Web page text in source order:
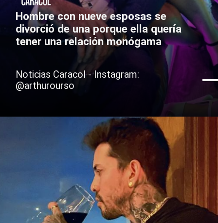
Hombre con nueve esposas se
divorció de una porque ella quería
tener una relación monógama
Noticias Caracol - Instagram:
@arthurourso